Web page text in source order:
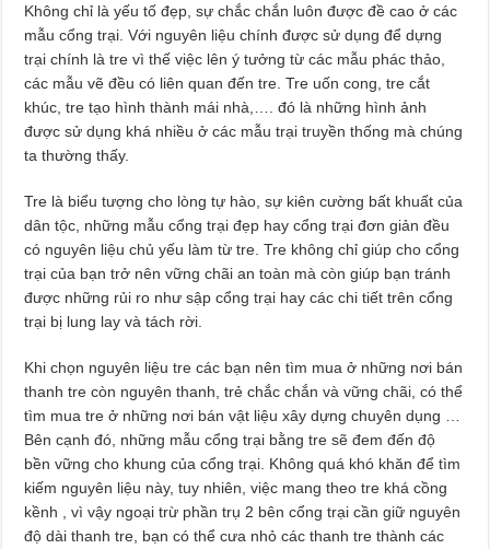
Không chỉ là yếu tố đẹp, sự chắc chắn luôn được đề cao ở các
mẫu cổng trại. Với nguyên liệu chính được sử dụng để dựng
trại chính là tre vì thế việc lên ý tưởng từ các mẫu phác thảo,
các mẫu vẽ đều có liên quan đến tre. Tre uốn cong, tre cắt
khúc, tre tạo hình thành mái nhà,…. đó là những hình ảnh
được sử dụng khá nhiều ở các mẫu trại truyền thống mà chúng
ta thường thấy.
Tre là biểu tượng cho lòng tự hào, sự kiên cường bất khuất của
dân tộc, những mẫu cổng trại đẹp hay cổng trại đơn giản đều
có nguyên liệu chủ yếu làm từ tre. Tre không chỉ giúp cho cổng
trại của bạn trở nên vững chãi an toàn mà còn giúp bạn tránh
được những rủi ro như sập cổng trại hay các chi tiết trên cổng
trại bị lung lay và tách rời.
Khi chọn nguyên liệu tre các bạn nên tìm mua ở những nơi bán
thanh tre còn nguyên thanh, trẻ chắc chắn và vững chãi, có thể
tìm mua tre ở những nơi bán vật liệu xây dựng chuyên dụng …
Bên cạnh đó, những mẫu cổng trại bằng tre sẽ đem đến độ
bền vững cho khung của cổng trại. Không quá khó khăn để tìm
kiếm nguyên liệu này, tuy nhiên, việc mang theo tre khá cồng
kềnh , vì vậy ngoại trừ phần trụ 2 bên cổng trại cần giữ nguyên
độ dài thanh tre, bạn có thể cưa nhỏ các thanh tre thành các